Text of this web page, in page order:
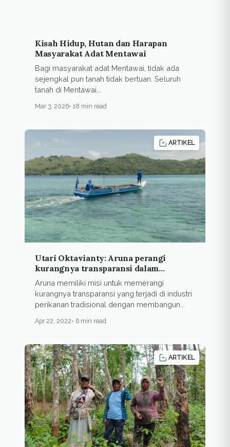
Kisah Hidup, Hutan dan Harapan
Masyarakat Adat Mentawai
Bagi masyarakat adat Mentawai, tidak ada
sejengkal pun tanah tidak bertuan. Seluruh
tanah di Mentawai...
Mar 3, 2026 18 min read
ARTIKEL
Utari Oktavianty: Aruna perangi
kurangnya transparansi dalam
perikanan tradisional
Aruna memiliki misi untuk memerangi
kurangnya transparansi yang terjadi di industri
perikanan tradisional dengan membangun...
Apr 22, 2022 6 min read
ARTIKEL